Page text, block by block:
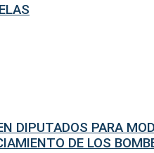
DIPUTADOS PARA
DE LOS